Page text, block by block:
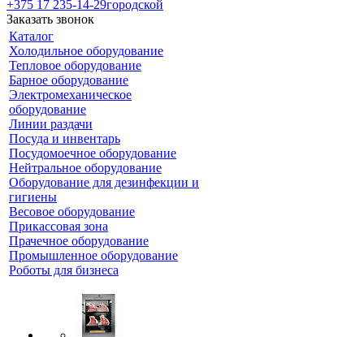
+375 17 235-14-29городской
Заказать звонок
Каталог
Холодильное оборудование
Тепловое оборудование
Барное оборудование
Электромеханическое
оборудование
Линии раздачи
Посуда и инвентарь
Посудомоечное оборудование
Нейтральное оборудование
Оборудование для дезинфекции и
гигиены
Весовое оборудование
Прикассовая зона
Прачечное оборудование
Промышленное оборудование
Роботы для бизнеса